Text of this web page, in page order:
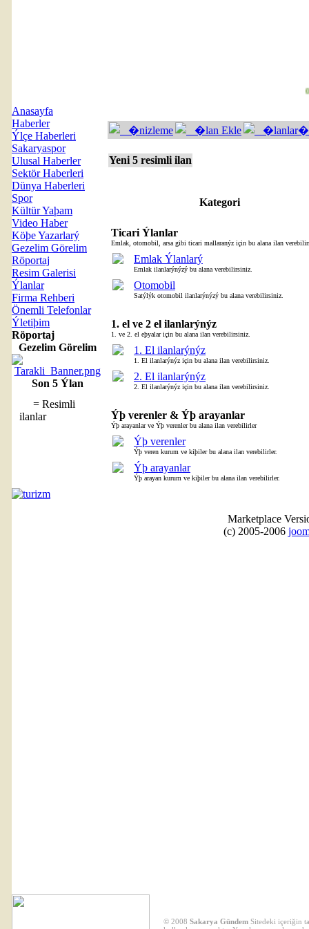
Anasayfa
Haberler
Ýlçe Haberleri
Sakaryaspor
Ulusal Haberler
Sektör Haberleri
Dünya Haberleri
Spor
Kültür Yaþam
Video Haber
Köþe Yazarlarý
Gezelim Görelim
Röportaj
Resim Galerisi
Ýlanlar
Firma Rehberi
Önemli Telefonlar
Ýletiþim
Röportaj
Gezelim Görelim
Son 5 Ýlan
= Resimli
ilanlar
�nizleme �lan Ekle
Yeni 5 resimli ilan
Kategori
Ticari Ýlanlar
Emlak, otomobil, arsa gibi ticari mallaranýz için bu alana ilan
Emlak Ýlanlarý
Emlak ilanlarýnýzý bu alana verebilirsiniz.
Otomobil
Satýlýk otomobil ilanlarýnýzý bu alana verebilirsiniz.
1. el ve 2 el ilanlarýnýz
1. ve 2. el eþyalar için bu alana ilan verebilirsiniz.
1. El ilanlarýnýz
1. El ilanlarýnýz için bu alana ilan verebilirsiniz.
2. El ilanlarýnýz
2. El ilanlarýnýz için bu alana ilan verebilirsiniz.
Ýþ verenler & Ýþ arayanlar
Ýþ arayanlar ve Ýþ verenler bu alana ilan verebilirler
Ýþ verenler
Ýþ veren kurum ve kiþiler bu alana ilan verebilirler.
Ýþ arayanlar
Ýþ arayan kurum ve kiþiler bu alana ilan verebilirler.
Marketplace
(c) 2005-2006
© 2008 Sakarya Gündem Sitedeki içeriğin